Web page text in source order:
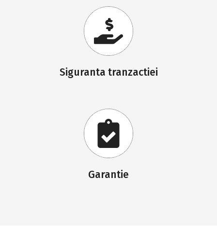
Siguranta tranzactiei
Garantie